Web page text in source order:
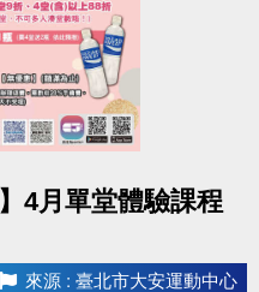
4月單堂體驗課程
來源 : 臺北市大安運動中心